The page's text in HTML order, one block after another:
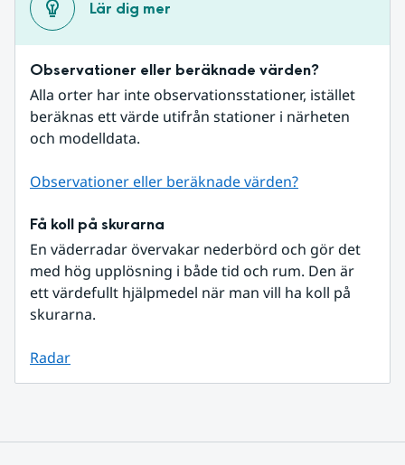
Lär dig mer
Observationer eller beräknade värden?
Alla orter har inte observationsstationer, istället
beräknas ett värde utifrån stationer i närheten
och modelldata.
Observationer eller beräknade värden?
Få koll på skurarna
En väderradar övervakar nederbörd och gör det
med hög upplösning i både tid och rum. Den är
ett värdefullt hjälpmedel när man vill ha koll på
skurarna.
Radar